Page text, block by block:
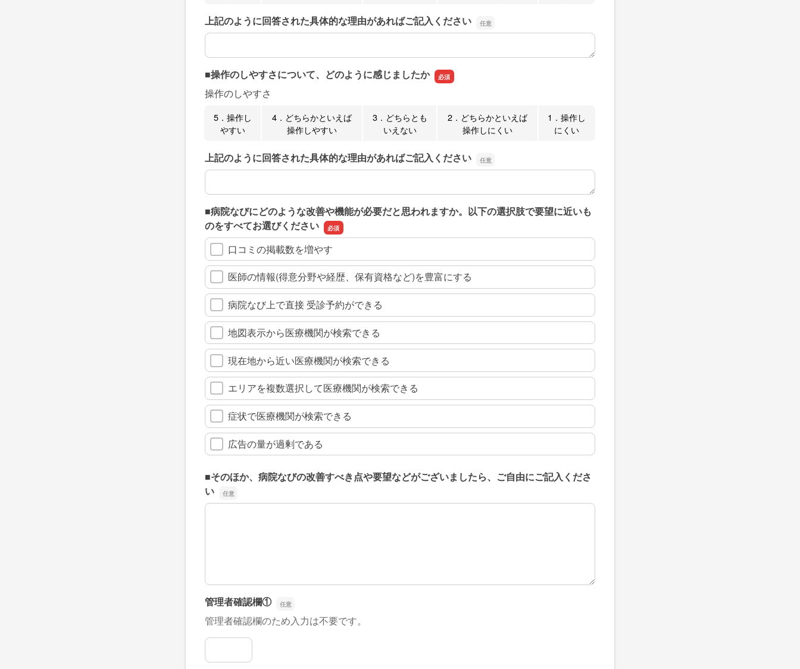
上記のように回答された具体的な理由があればご記入ください
上記のように回答された具体的な理由があればご記入ください
■操作のしやすさについて、どのように感じましたか
操作のしやすさ
5．操作し
やすい
4．どちらかといえば
操作しやすい
3．どちらとも
いえない
2．どちらかといえば
操作しにくい
1．操作し
にくい
上記のように回答された具体的な理由があればご記入ください
上記のように回答された具体的な理由があればご記入ください
■病院なびにどのような改善や機能が必要だと思われますか。以下の選択肢で要望に近いも
のをすべてお選びください
口コミの掲載数を増やす
医師の情報(得意分野や経歴、保有資格など)を豊富にする
病院なび上で直接 受診予約ができる
地図表示から医療機関が検索できる
現在地から近い医療機関が検索できる
エリアを複数選択して医療機関が検索できる
症状で医療機関が検索できる
広告の量が過剰である
■そのほか、病院なびの改善すべき点や要望などがございましたら、ご自由にご記入くださ
い
■そのほか、病院なびの改善すべき点や要望などがございましたら、ご自由にご記入ください
管理者確認欄①
管理者確認欄のため入力は不要です。
管理者確認欄①